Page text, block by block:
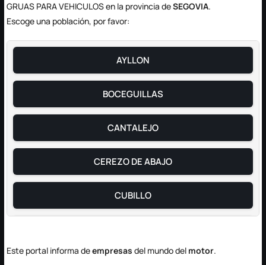
GRUAS PARA VEHICULOS en la provincia deSEGOVIA.
Escoge una población, por favor:
AYLLON
BOCEGUILLAS
CANTALEJO
CEREZO DE ABAJO
CUBILLO
Este portal informa deempresas del mundo del motor.